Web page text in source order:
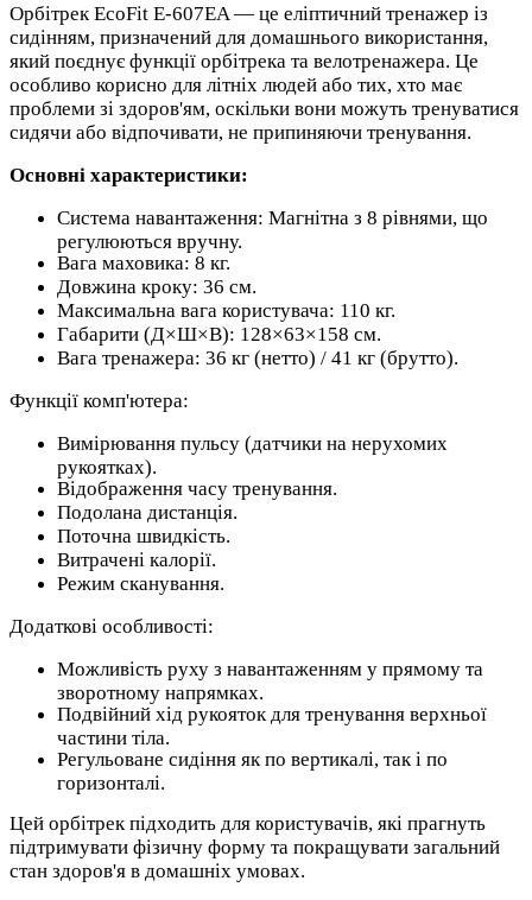
Орбітрек EcoFit E-607EA — це еліптичний тренажер із
сидінням, призначений для домашнього використання,
який поєднує функції орбітрека та велотренажера. Це
особливо корисно для літніх людей або тих, хто має
проблеми зі здоров'ям, оскільки вони можуть тренуватися
сидячи або відпочивати, не припиняючи тренування.
Основні характеристики:
Система навантаження: Магнітна з 8 рівнями, що
регулюються вручну.
Вага маховика: 8 кг.
Довжина кроку: 36 см.
Максимальна вага користувача: 110 кг.
Габарити (Д×Ш×В): 128×63×158 см.
Вага тренажера: 36 кг (нетто) / 41 кг (брутто).
Функції комп'ютера:
Вимірювання пульсу (датчики на нерухомих
рукоятках).
Відображення часу тренування.
Подолана дистанція.
Поточна швидкість.
Витрачені калорії.
Режим сканування.
Додаткові особливості:
Можливість руху з навантаженням у прямому та
зворотному напрямках.
Подвійний хід рукояток для тренування верхньої
частини тіла.
Регульоване сидіння як по вертикалі, так і по
горизонталі.
Цей орбітрек підходить для користувачів, які прагнуть
підтримувати фізичну форму та покращувати загальний
стан здоров'я в домашніх умовах.